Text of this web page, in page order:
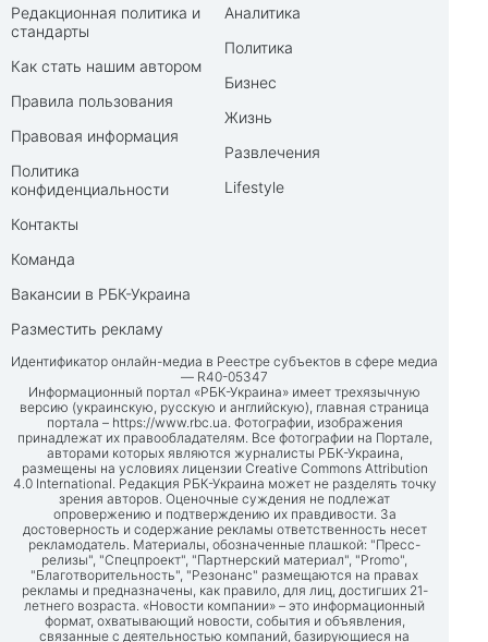
Редакционная политика и
стандарты
Как стать нашим автором
Правила пользования
Правовая информация
Политика
конфиденциальности
Контакты
Команда
Вакансии в РБК-Украина
Разместить рекламу
Аналитика
Политика
Бизнес
Жизнь
Развлечения
Lifestyle
Идентификатор онлайн-медиа в Реестре субъектов в сфере медиа
— R40-05347
Информационный портал «РБК-Украина» имеет трехязычную
версию (украинскую, русскую и английскую), главная страница
портала – https://www.rbc.ua. Фотографии, изображения
принадлежат их правообладателям. Все фотографии на Портале,
авторами которых являются журналисты РБК-Украина,
размещены на условиях лицензии Creative Commons Attribution
4.0 International. Редакция РБК-Украина может не разделять точку
зрения авторов. Оценочные суждения не подлежат
опровержению и подтверждению их правдивости. За
достоверность и содержание рекламы ответственность несет
рекламодатель. Материалы, обозначенные плашкой: "Пресс-
релизы", "Спецпроект", "Партнерский материал", "Promo",
"Благотворительность", "Резонанс" размещаются на правах
рекламы и предназначены, как правило, для лиц, достигших 21-
летнего возраста. «Новости компании» – это информационный
формат, охватывающий новости, события и объявления,
связанные с деятельностью компаний, базирующиеся на